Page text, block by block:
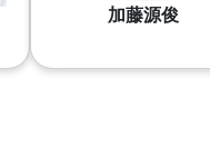
加藤源俊